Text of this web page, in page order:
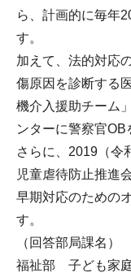
ら、計画的に毎年
す。
加えて、法的対応
傷原因を診断する
機介入援助チーム
ンターに警察官OB
さらに、2019（令
児童虐待防止推進
早期対応のための
す。
（回答部局課名）
福祉部 子ども家